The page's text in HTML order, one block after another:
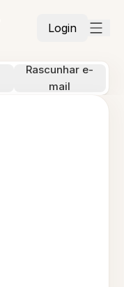
Login
Rascunhar e-
mail